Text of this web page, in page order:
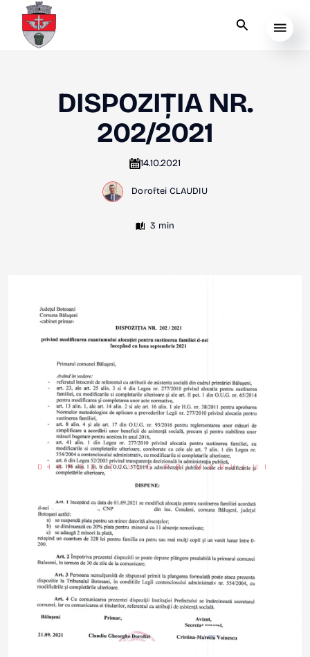
DISPOZIȚIA NR.
202/2021
14.10.2021
Doroftei CLAUDIU
3 min
DISPOZIȚIILE PRIMARULUI